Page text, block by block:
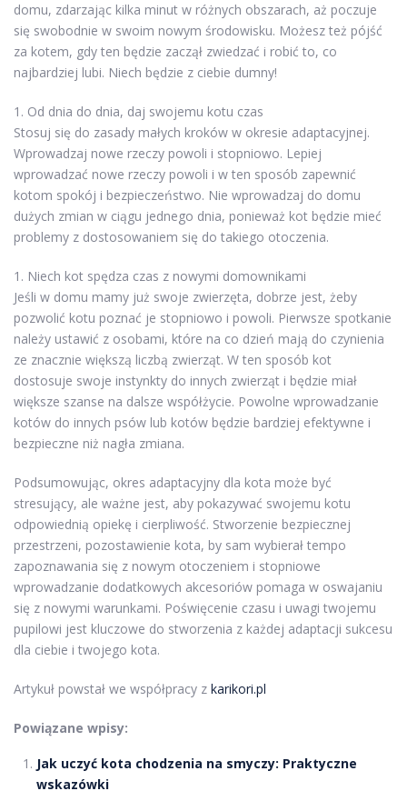
domu, zdarzając kilka minut w różnych obszarach, aż poczuje
się swobodnie w swoim nowym środowisku. Możesz też pójść
za kotem, gdy ten będzie zaczął zwiedzać i robić to, co
najbardziej lubi. Niech będzie z ciebie dumny!
1. Od dnia do dnia, daj swojemu kotu czas
Stosuj się do zasady małych kroków w okresie adaptacyjnej.
Wprowadzaj nowe rzeczy powoli i stopniowo. Lepiej
wprowadzać nowe rzeczy powoli i w ten sposób zapewnić
kotom spokój i bezpieczeństwo. Nie wprowadzaj do domu
dużych zmian w ciągu jednego dnia, ponieważ kot będzie mieć
problemy z dostosowaniem się do takiego otoczenia.
1. Niech kot spędza czas z nowymi domownikami
Jeśli w domu mamy już swoje zwierzęta, dobrze jest, żeby
pozwolić kotu poznać je stopniowo i powoli. Pierwsze spotkanie
należy ustawić z osobami, które na co dzień mają do czynienia
ze znacznie większą liczbą zwierząt. W ten sposób kot
dostosuje swoje instynkty do innych zwierząt i będzie miał
większe szanse na dalsze współżycie. Powolne wprowadzanie
kotów do innych psów lub kotów będzie bardziej efektywne i
bezpieczne niż nagła zmiana.
Podsumowując, okres adaptacyjny dla kota może być
stresujący, ale ważne jest, aby pokazywać swojemu kotu
odpowiednią opiekę i cierpliwość. Stworzenie bezpiecznej
przestrzeni, pozostawienie kota, by sam wybierał tempo
zapoznawania się z nowym otoczeniem i stopniowe
wprowadzanie dodatkowych akcesoriów pomaga w oswajaniu
się z nowymi warunkami. Poświęcenie czasu i uwagi twojemu
pupilowi jest kluczowe do stworzenia z każdej adaptacji sukcesu
dla ciebie i twojego kota.
Artykuł powstał we współpracy z karikori.pl
Powiązane wpisy:
Jak uczyć kota chodzenia na smyczy: Praktyczne
wskazówki